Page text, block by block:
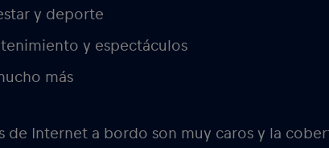
y deporte
y espectáculos
más
de Internet a bordo son muy caros y la